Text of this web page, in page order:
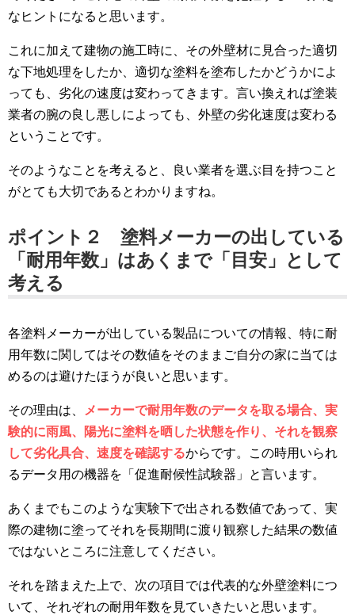
なヒントになると思います。
これに加えて建物の施工時に、その外壁材に見合った適切
な下地処理をしたか、適切な塗料を塗布したかどうかによ
っても、劣化の速度は変わってきます。言い換えれば塗装
業者の腕の良し悪しによっても、外壁の劣化速度は変わる
ということです。
そのようなことを考えると、良い業者を選ぶ目を持つこと
がとても大切であるとわかりますね。
ポイント２ 塗料メーカーの出している
「耐用年数」はあくまで「目安」として
考える
各塗料メーカーが出している製品についての情報、特に耐
用年数に関してはその数値をそのままご自分の家に当ては
めるのは避けたほうが良いと思います。
その理由は、
メーカーで耐用年数のデータを取る場合、実
験的に雨風、陽光に塗料を晒した状態を作り、それを観察
して劣化具合、速度を確認するからです。この時用いられ
るデータ用の機器を「促進耐候性試験器」と言います。
あくまでもこのような実験下で出される数値であって、実
際の建物に塗ってそれを長期間に渡り観察した結果の数値
ではないところに注意してください。
それを踏まえた上で、次の項目では代表的な外壁塗料につ
いて、それぞれの耐用年数を見ていきたいと思います。